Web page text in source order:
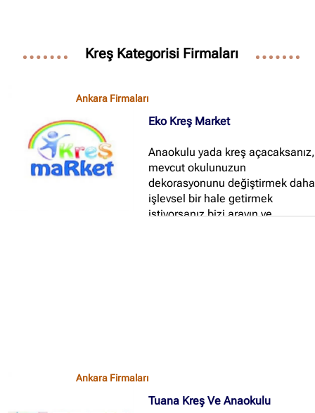
Kreş Kategorisi Firmaları
Ankara Firmaları
Eko Kreş Market
Anaokulu yada kreş açacaksanız,
mevcut okulunuzun
dekorasyonunu değiştirmek daha
işlevsel bir hale getirmek
istiyorsanız bizi arayın ve
Ankara Firmaları
Tuana Kreş Ve Anaokulu
Site içi arama
🔍
İçerik grupları
Ankara Firmaları(672)